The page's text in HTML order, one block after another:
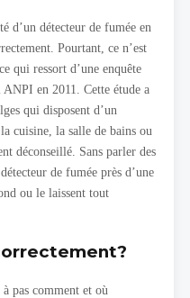
d’un détecteur de fumée en
Pourtant, ce n’est
qui ressort d’une enquête
en 2011. Cette étude a
qui disposent d’un
cuisine, la salle de bains ou
déconseillé. Sans parler des
de fumée près d’une
ou le laissent tout
pas comment et où